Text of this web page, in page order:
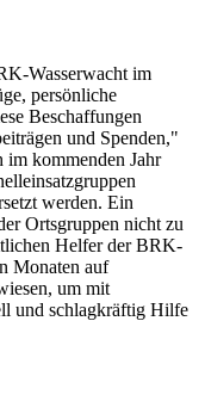
Wasserwacht im
persönliche
Beschaffungen
und Spenden,"
im kommenden Jahr
werden. Ein
Ortsgruppen nicht zu
Helfer der BRK-
Monaten auf
um mit
und schlagkräftig Hilfe